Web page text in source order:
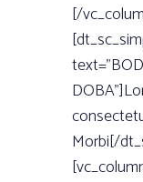
[/
Morbi[/